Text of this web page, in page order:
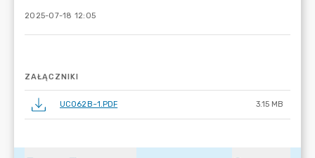
2025-07-18 12:05
ZAŁĄCZNIKI
UC062B~1.PDF 3.15 MB